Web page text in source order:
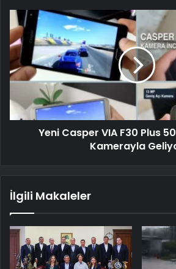
Yeni Casper VIA F30 Plus
Kamerayla
İlgili Makaleler